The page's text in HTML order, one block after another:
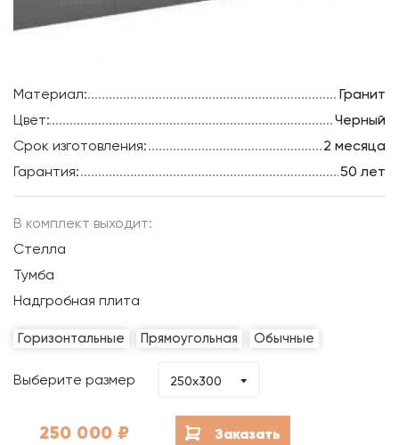
Материал:
Гранит
Цвет:
Черный
Срок изготовления:
2 месяца
Гарантия:
50 лет
В комплект выходит:
Стелла
Тумба
Надгробная плита
Горизонтальные Прямоугольная Обычные
Выберите размер 250x300
250 000 ₽ Заказать